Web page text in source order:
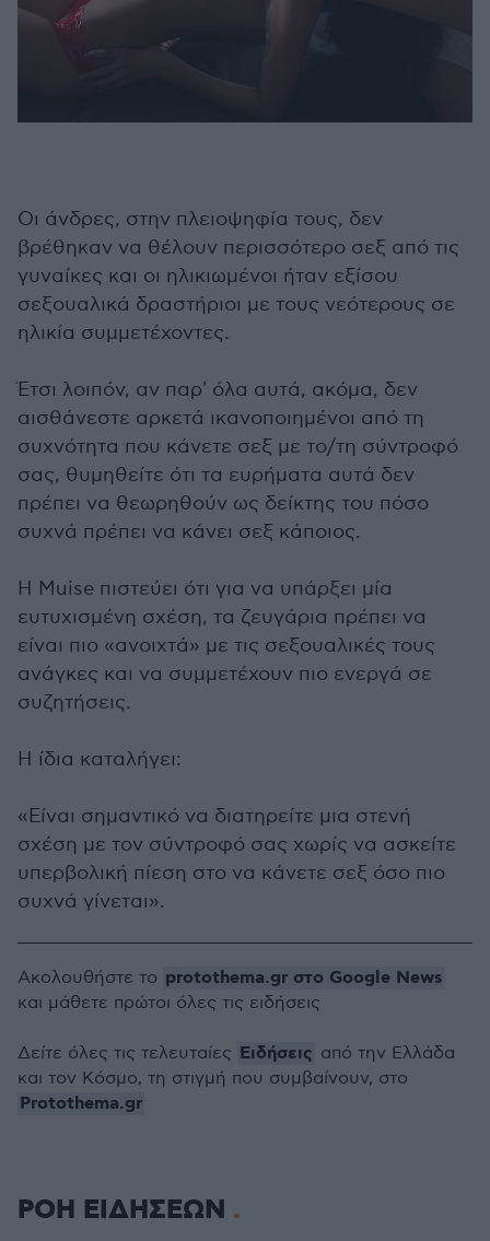
Οι άνδρες, στην πλειοψηφία τους, δεν
βρέθηκαν να θέλουν περισσότερο σεξ από τις
γυναίκες και οι ηλικιωμένοι ήταν εξίσου
σεξουαλικά δραστήριοι με τους νεότερους σε
ηλικία συμμετέχοντες.
Έτσι λοιπόν, αν παρ' όλα αυτά, ακόμα, δεν
αισθάνεστε αρκετά ικανοποιημένοι από τη
συχνότητα που κάνετε σεξ με το/τη σύντροφό
σας, θυμηθείτε ότι τα ευρήματα αυτά δεν
πρέπει να θεωρηθούν ως δείκτης του πόσο
συχνά πρέπει να κάνει σεξ κάποιος.
Η Muise πιστεύει ότι για να υπάρξει μία
ευτυχισμένη σχέση, τα ζευγάρια πρέπει να
είναι πιο «ανοιχτά» με τις σεξουαλικές τους
ανάγκες και να συμμετέχουν πιο ενεργά σε
συζητήσεις.
Η ίδια καταλήγει:
«Είναι σημαντικό να διατηρείτε μια στενή
σχέση με τον σύντροφό σας χωρίς να ασκείτε
υπερβολική πίεση στο να κάνετε σεξ όσο πιο
συχνά γίνεται».
Ακολουθήστε το protothema.gr στο Google News
και μάθετε πρώτοι όλες τις ειδήσεις
Δείτε όλες τις τελευταίες Ειδήσεις από την Ελλάδα
και τον Κόσμο, τη στιγμή που συμβαίνουν, στο
Protothema.gr
ΡΟΗ ΕΙΔΗΣΕΩΝ